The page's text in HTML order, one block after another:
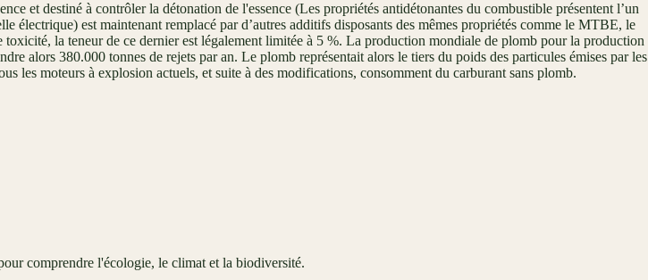
et destiné à contrôler la détonation de l'essence (Les propriétés antidétonantes du combustible présentent l’un
électrique) est maintenant remplacé par d’autres additifs disposants des mêmes propriétés comme le MTBE, le
la teneur de ce dernier est légalement limitée à 5 %. La production mondiale de plomb pour la production
alors 380.000 tonnes de rejets par an. Le plomb représentait alors le tiers du poids des particules émises par les
les moteurs à explosion actuels, et suite à des modifications, consomment du carburant sans plomb.
comprendre l'écologie, le climat et la biodiversité.